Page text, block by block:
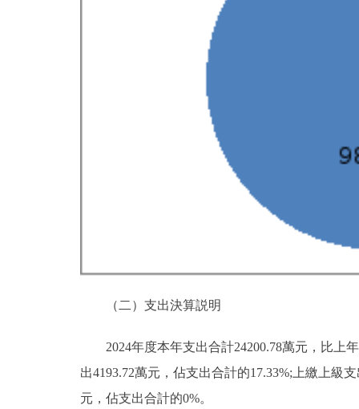
（二）支出決算説明
2024年度本年支出合計24200.78萬元，比上
出4193.72萬元，佔支出合計的17.33%;上繳上級
元，佔支出合計的0%。